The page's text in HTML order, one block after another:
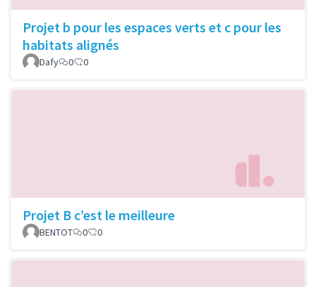
Projet b pour les espaces verts et c pour les
habitats alignés
Dafy 0 0
Projet B c’est le meilleure
BENTOT 0 0